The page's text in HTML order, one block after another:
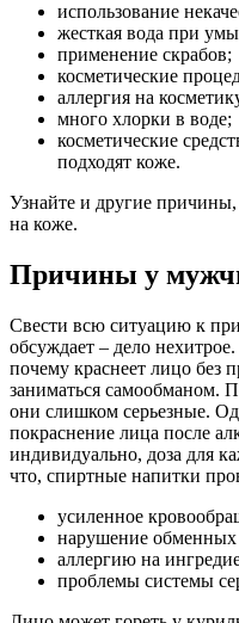
использование
жесткая вода при
применение скрабов;
косметические
аллергия на
много хлорки в воде;
косметические
подходят коже.
Узнайте и другие причины,
на коже.­
Причины у
Свести всю ситуацию к
обсуждает – дело
почему краснеет лицо
заниматься самообманом.
они слишком серьезные.
покраснение лица после
индивидуально, доза для
что, спиртные напитки
усиленное
нарушение обменных
аллергию на
проблемы системы